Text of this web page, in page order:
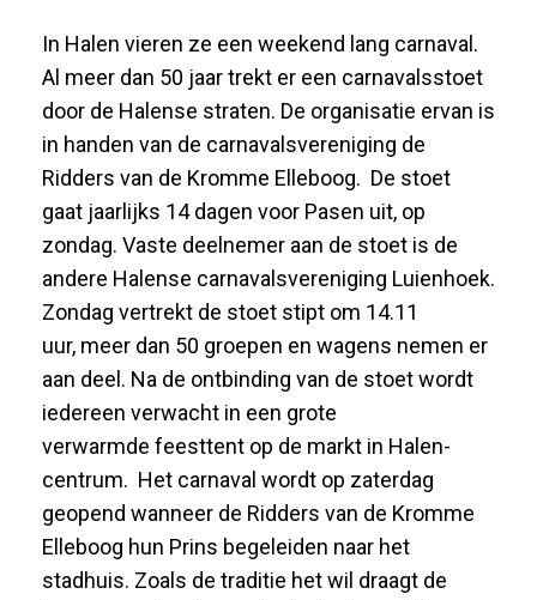
In Halen vieren ze een weekend lang carnaval.
Al meer dan 50 jaar trekt er een carnavalsstoet
door de Halense straten. De organisatie ervan is
in handen van de carnavalsvereniging de
Ridders van de Kromme Elleboog. De stoet
gaat jaarlijks 14 dagen voor Pasen uit, op
zondag. Vaste deelnemer aan de stoet is de
andere Halense carnavalsvereniging Luienhoek.
Zondag vertrekt de stoet stipt om 14.11
uur, meer dan 50 groepen en wagens nemen er
aan deel. Na de ontbinding van de stoet wordt
iedereen verwacht in een grote
verwarmde feesttent op de markt in Halen-
centrum. Het carnaval wordt op zaterdag
geopend wanneer de Ridders van de Kromme
Elleboog hun Prins begeleiden naar het
stadhuis. Zoals de traditie het wil draagt de